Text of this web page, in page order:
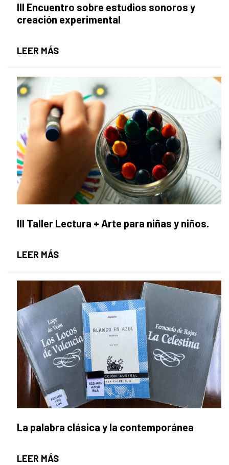
III Encuentro sobre estudios sonoros y
creación experimental
LEER MÁSIII ENCUENTRO SOBRE ESTUDIOS
III Taller Lectura + Arte para niñas y niños.
LEER MÁSIII TALLER LECTURA + ARTE PARA
La palabra clásica y la contemporánea
LEER MÁSLA PALABRA CLÁSICA Y LA